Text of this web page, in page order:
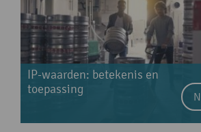
IP-waarden: betekenis en
toepassing